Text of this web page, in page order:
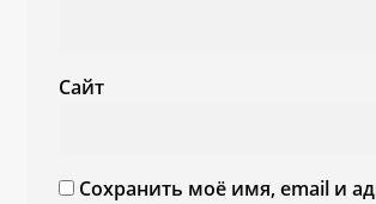
Сайт
Сохранить моё имя, email и